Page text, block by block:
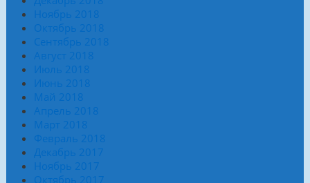
Ноябрь 2018
Октябрь 2018
Сентябрь 2018
Август 2018
Июль 2018
Июнь 2018
Май 2018
Апрель 2018
Март 2018
Февраль 2018
Декабрь 2017
Ноябрь 2017
Октябрь 2017